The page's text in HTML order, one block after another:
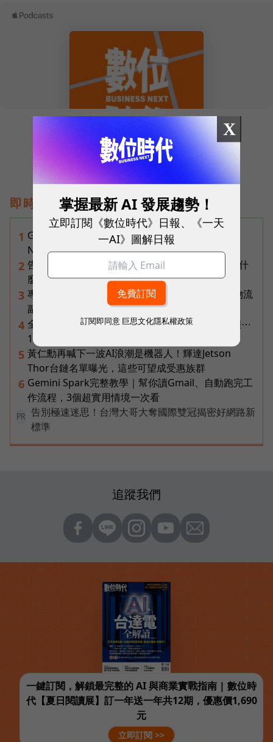
即時熱門文章
1 Gemini完整教學地圖！37篇實測整理，
Notebooks、Spark、提示詞架構全打包
2 告別「極速迷思」！Opensignal 國際評比揭密：什
麼才是 5G 時代的好網路？
3 專訪｜進貨沒變快，momo為何仍導入機器人？物流
副總揭比拚速度更棘手的缺工難題
4 全球AI伺服器幾乎都靠台廠做！鴻海、廣達、緯穎⋯
19檔AI基建概念股全拆解
5 黃仁勳再喊下一波AI浪潮是機器人！輝達Jetson
Thor台鏈名單曝光，這些可望成受惠族群
6 Gemini Spark完整教學｜幫你讀Gmail、自動跑完工
作流程，3個超實用情境一次看
PR
告別極速迷思！台灣大哥大奪國際雙冠揭密好網路新
標準
追蹤我們
一鍵訂閱，解鎖最完整的 AI 與商業實戰指南 | 數位時
代【夏日閱讀展】訂一年送一年共12期，優惠價1,690
元
立即訂閱 >>
X
掌握最新 AI 發展趨勢！
立即訂閱《數位時代》日報、《一天
一AI》圖解日報
訂閱即同意 巨思文化隱私權政策